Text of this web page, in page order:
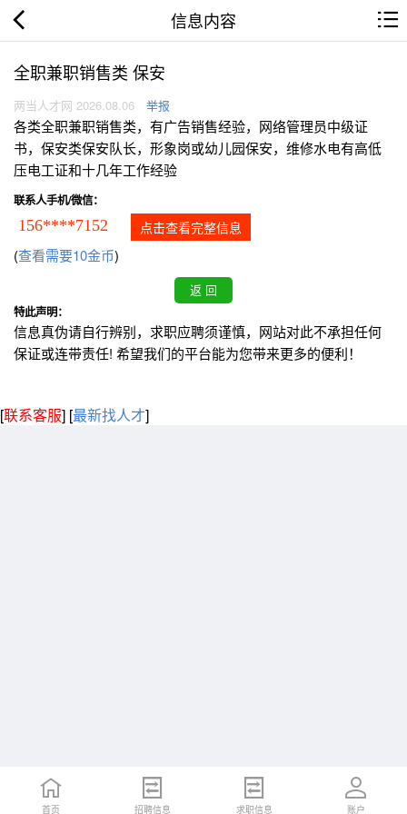
信息内容
全职兼职销售类 保安
两当人才网 2026.08.06 举报
各类全职兼职销售类，有广告销售经验，网络管理员中级证
书，保安类保安队长，形象岗或幼儿园保安，维修水电有高低
压电工证和十几年工作经验
联系人手机/微信：
156****7152 点击查看完整信息
(查看需要10金币)
特此声明：
信息真伪请自行辨别，求职应聘须谨慎，网站对此不承担任何
保证或连带责任! 希望我们的平台能为您带来更多的便利！
[联系客服] [最新找人才]
首页 招聘信息 求职信息 账户